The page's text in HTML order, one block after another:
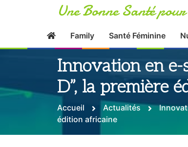
Une Bonne Santé
Family Santé Féminine
Innovation en e-
D”, la première
Accueil Actualités
édition africaine